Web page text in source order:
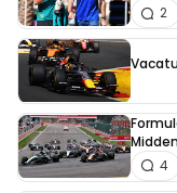
2
4